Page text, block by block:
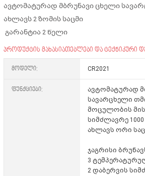
ავტომატურად მბრუნავი ცხელი
ახლავს 2 ზომის საცმი
გარანტია 2 წელი
პროდუქტის მახასიათებლები და ტექნიკური
მოდელი: CR2021
ფუნქციები:
ავტომატურად
სავარცხელი
მოცულობის
სიმძლავრე 1000
ახლავს ორი
ჯაგრისი
3
2 დაბერვის